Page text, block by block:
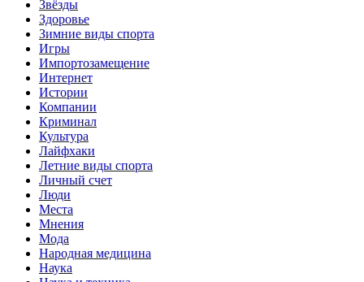
Звёзды
Здоровье
Зимние виды спорта
Игры
Импортозамещение
Интернет
Истории
Компании
Криминал
Культура
Лайфхаки
Летние виды спорта
Личный счет
Люди
Места
Мнения
Мода
Народная медицина
Наука